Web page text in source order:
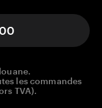
les commandes
TVA).